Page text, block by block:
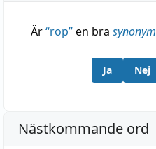
Är“rop”en bra synonym
Ja Nej
Nästkommande ord